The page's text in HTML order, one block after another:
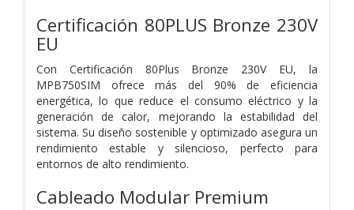
Certificación 80PLUS Bronze 230V
EU
Con Certificación 80Plus Bronze 230V EU, la
MPB750SIM ofrece más del 90% de eficiencia
energética, lo que reduce el consumo eléctrico y la
generación de calor, mejorando la estabilidad del
sistema. Su diseño sostenible y optimizado asegura un
rendimiento estable y silencioso, perfecto para
entornos de alto rendimiento.
Cableado Modular Premium